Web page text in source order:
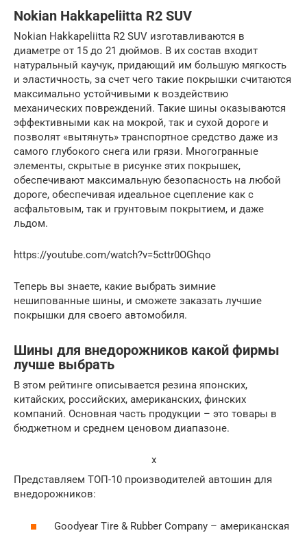
Nokian Hakkapeliitta R2 SUV
Nokian Hakkapeliitta R2 SUV изготавливаются в
диаметре от 15 до 21 дюймов. В их состав входит
натуральный каучук, придающий им большую мягкость
и эластичность, за счет чего такие покрышки считаются
максимально устойчивыми к воздействию
механических повреждений. Такие шины оказываются
эффективными как на мокрой, так и сухой дороге и
позволят «вытянуть» транспортное средство даже из
самого глубокого снега или грязи. Многогранные
элементы, скрытые в рисунке этих покрышек,
обеспечивают максимальную безопасность на любой
дороге, обеспечивая идеальное сцепление как с
асфальтовым, так и грунтовым покрытием, и даже
льдом.
https://youtube.com/watch?v=5cttr0OGhqo
Теперь вы знаете, какие выбрать зимние
нешипованные шины, и сможете заказать лучшие
покрышки для своего автомобиля.
Шины для внедорожников какой фирмы
лучше выбрать
В этом рейтинге описывается резина японских,
китайских, российских, американских, финских
компаний. Основная часть продукции – это товары в
бюджетном и среднем ценовом диапазоне.
x
Представляем ТОП-10 производителей автошин для
внедорожников:
Goodyear Tire & Rubber Company – американская